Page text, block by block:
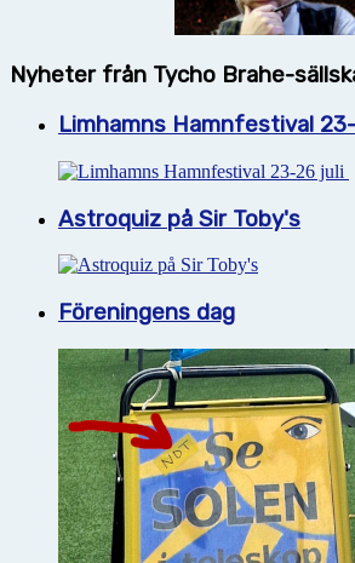
Nyheter från Tycho Brahe-
Limhamns Hamnfestival
Astroquiz på Sir Toby's
Föreningens dag